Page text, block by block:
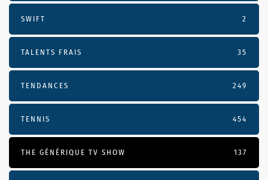
SWIFT 2
TALENTS FRAIS 35
TENDANCES 249
TENNIS 454
THE GÉNÉRIQUE TV SHOW 137